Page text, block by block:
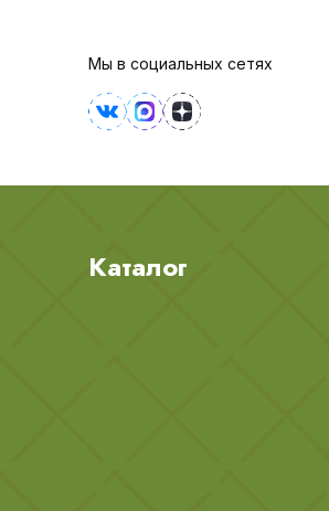
Мы в социальных сетях
Каталог